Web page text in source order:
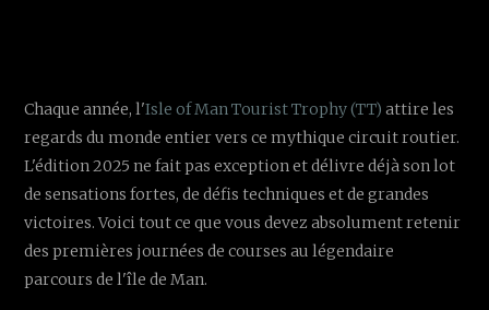
Chaque année, l'Isle of Man Tourist Trophy (TT) attire les
regards du monde entier vers ce mythique circuit routier.
L'édition 2025 ne fait pas exception et délivre déjà son lot
de sensations fortes, de défis techniques et de grandes
victoires. Voici tout ce que vous devez absolument retenir
des premières journées de courses au légendaire
parcours de l'île de Man.